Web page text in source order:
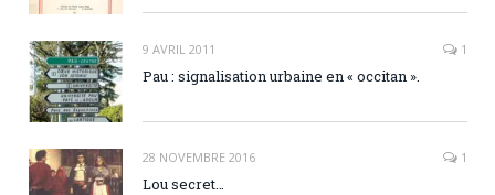
9 AVRIL 2011 1
Pau : signalisation urbaine en « occitan ».
28 NOVEMBRE 2016 1
Lou secret…